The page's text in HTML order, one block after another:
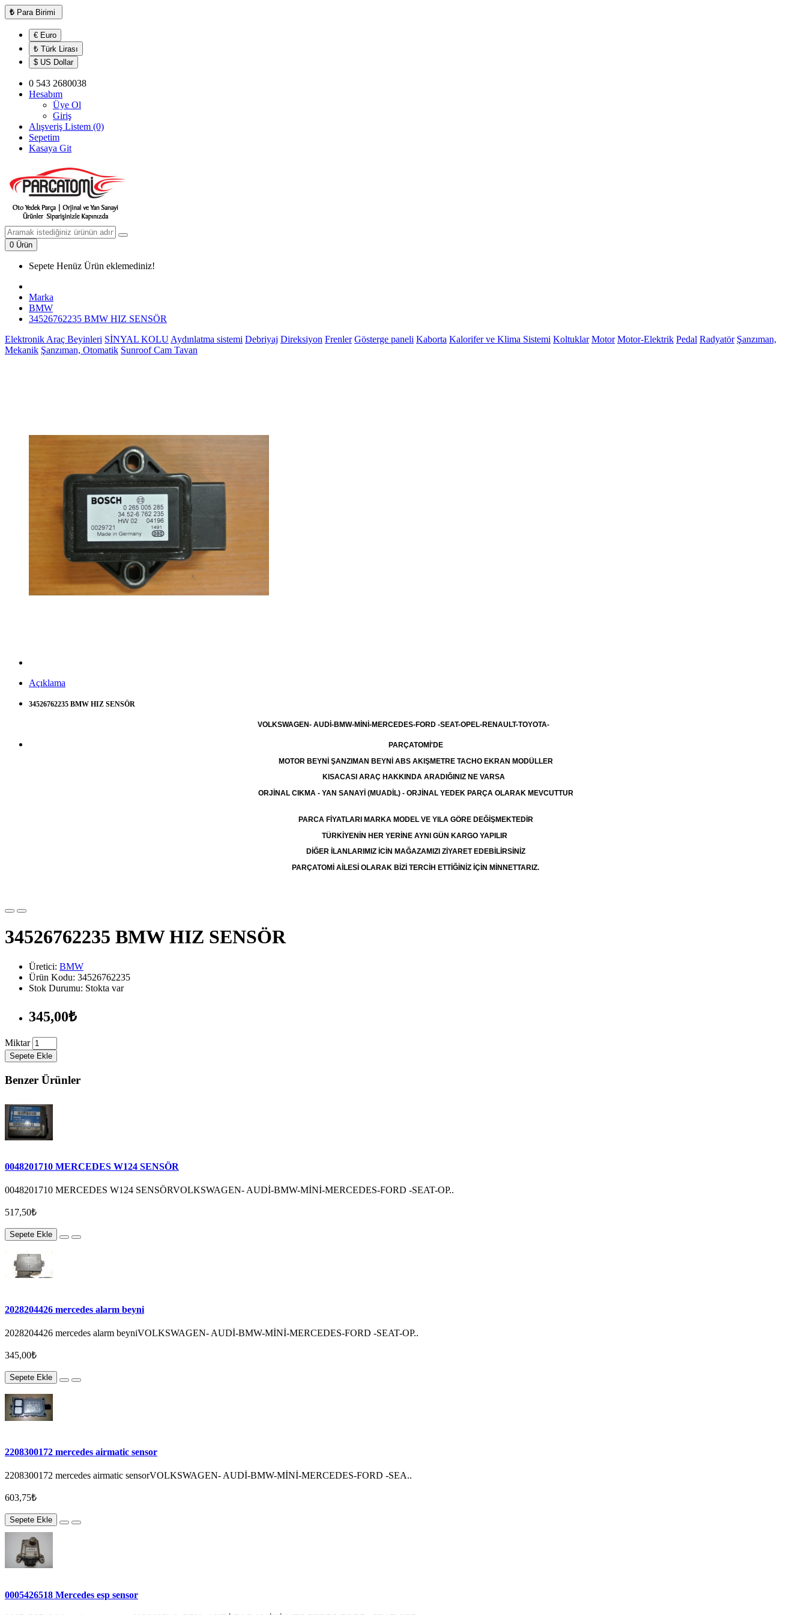
₺ Para Birimi
€ Euro
₺ Türk Lirası
$ US Dollar
0 543 2680038
Hesabım
Üye Ol
Giriş
Alışveriş Listem (0)
Sepetim
Kasaya Git
0 Ürün
Sepete Henüz Ürün eklemediniz!
Marka
BMW
34526762235 BMW HIZ SENSÖR
Elektronik Araç Beyinleri SİNYAL KOLU Aydınlatma sistemi Debriyaj Direksiyon Frenler Gösterge paneli Kaborta Kalorifer ve Klima Sistemi Koltuklar Motor Motor-Elektrik Pedal Radyatör Şanzıman,
Mekanik Şanzıman, Otomatik Sunroof Cam Tavan
Açıklama
34526762235 BMW HIZ SENSÖR
VOLKSWAGEN- AUDİ-BMW-MİNİ-MERCEDES-FORD -SEAT-OPEL-RENAULT-TOYOTA-
PARÇATOMİ'DE
MOTOR BEYNİ ŞANZIMAN BEYNİ ABS AKIŞMETRE TACHO EKRAN MODÜLLER
KISACASI ARAÇ HAKKINDA ARADIĞINIZ NE VARSA
ORJİNAL CIKMA - YAN SANAYİ (MUADİL) - ORJİNAL YEDEK PARÇA OLARAK MEVCUTTUR
PARCA FİYATLARI MARKA MODEL VE YILA GÖRE DEĞİŞMEKTEDİR
TÜRKİYENİN HER YERİNE AYNI GÜN KARGO YAPILIR
DİĞER İLANLARIMIZ İCİN MAĞAZAMIZI ZİYARET EDEBİLİRSİNİZ
PARÇATOMİ AİLESİ OLARAK BİZİ TERCİH ETTİĞİNİZ İÇİN MİNNETTARIZ.
34526762235 BMW HIZ SENSÖR
Üretici: BMW
Ürün Kodu: 34526762235
Stok Durumu: Stokta var
345,00₺
Miktar
Sepete Ekle
Benzer Ürünler
0048201710 MERCEDES W124 SENSÖR
0048201710 MERCEDES W124 SENSÖRVOLKSWAGEN- AUDİ-BMW-MİNİ-MERCEDES-FORD -SEAT-OP..
517,50₺
Sepete Ekle
2028204426 mercedes alarm beyni
2028204426 mercedes alarm beyniVOLKSWAGEN- AUDİ-BMW-MİNİ-MERCEDES-FORD -SEAT-OP..
345,00₺
Sepete Ekle
2208300172 mercedes airmatic sensor
2208300172 mercedes airmatic sensorVOLKSWAGEN- AUDİ-BMW-MİNİ-MERCEDES-FORD -SEA..
603,75₺
Sepete Ekle
0005426518 Mercedes esp sensor